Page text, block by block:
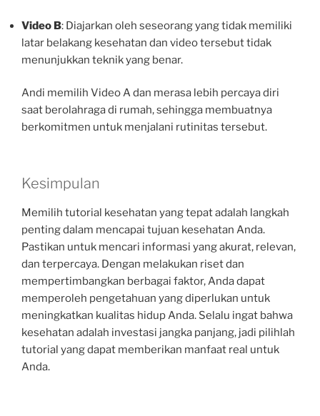
Video B: Diajarkan oleh seseorang yang tidak memiliki
latar belakang kesehatan dan video tersebut tidak
menunjukkan teknik yang benar.
Andi memilih Video A dan merasa lebih percaya diri
saat berolahraga di rumah, sehingga membuatnya
berkomitmen untuk menjalani rutinitas tersebut.
Kesimpulan
Memilih tutorial kesehatan yang tepat adalah langkah
penting dalam mencapai tujuan kesehatan Anda.
Pastikan untuk mencari informasi yang akurat, relevan,
dan terpercaya. Dengan melakukan riset dan
mempertimbangkan berbagai faktor, Anda dapat
memperoleh pengetahuan yang diperlukan untuk
meningkatkan kualitas hidup Anda. Selalu ingat bahwa
kesehatan adalah investasi jangka panjang, jadi pilihlah
tutorial yang dapat memberikan manfaat real untuk
Anda.